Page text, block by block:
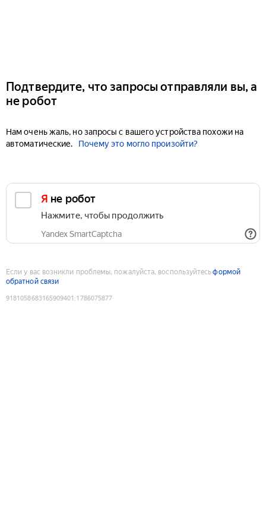
Подтвердите, что запросы отправляли вы, а
не робот
Нам очень жаль, но запросы с вашего устройства похожи на
автоматические.
Почему это могло произойти?
Я не робот
Нажмите, чтобы продолжить
Yandex SmartCaptcha
Если у вас возникли проблемы, пожалуйста, воспользуйтесьформой
обратной связи
9181058683165909401 :1786075877